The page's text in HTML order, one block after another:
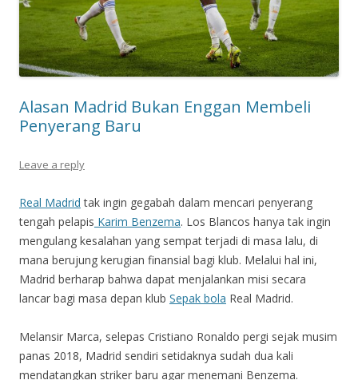
Alasan Madrid Bukan Enggan Membeli
Penyerang Baru
Leave a reply
Real Madrid tak ingin gegabah dalam mencari penyerang
tengah pelapis Karim Benzema. Los Blancos hanya tak ingin
mengulang kesalahan yang sempat terjadi di masa lalu, di
mana berujung kerugian finansial bagi klub. Melalui hal ini,
Madrid berharap bahwa dapat menjalankan misi secara
lancar bagi masa depan klub Sepak bola Real Madrid.
Melansir Marca, selepas Cristiano Ronaldo pergi sejak musim
panas 2018, Madrid sendiri setidaknya sudah dua kali
mendatangkan striker baru agar menemani Benzema.